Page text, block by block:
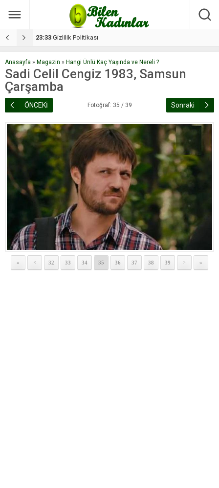
17:08 Dilan, düğününe 5 gün kala hayatını kaybetti
Anasayfa » Magazin » Hangi Ünlü Kaç Yaşında ve Nereli ?
Sadi Celil Cengiz 1983, Samsun
Çarşamba
ÖNCEKİ Fotoğraf: 35 / 39 Sonraki
« < 32 33 34 35 36 37 38 39 > »